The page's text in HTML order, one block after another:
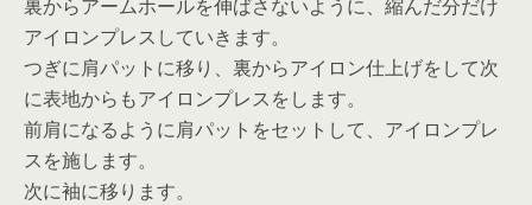
裏からアームホールを伸ばさないように、縮んだ分だけ
アイロンプレスしていきます。
つぎに肩パットに移り、裏からアイロン仕上げをして次
に表地からもアイロンプレスをします。
前肩になるように肩パットをセットして、アイロンプレ
スを施します。
次に袖に移ります。